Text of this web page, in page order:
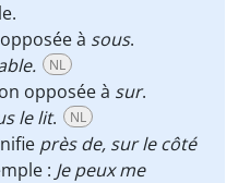
à sous.
NL
opposée à sur.
le lit. NL
près de, sur le côté
: Je peux me